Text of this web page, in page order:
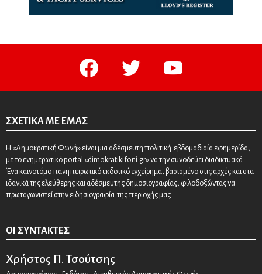
facebook twitter youtube
ΣΧΕΤΙΚΆ ΜΕ ΕΜΆΣ
Η «Δημοκρατική Φωνή» είναι μια αδέσμευτη πολιτική εβδομαδιαία εφημερίδα,
με το ενημερωτικό portal «dimokratikifoni.gr» να την συνοδεύει διαδικτυακά.
Ένα καινοτόμο πανηπειρωτικό εκδοτικό εγχείρημα, βασισμένο στις αρχές και στα
ιδανικά της ελεύθερης και αδέσμευτης δημοσιογραφίας, φιλοδοξώντας να
πρωταγωνιστεί στην ειδησιογραφία της περιοχής μας.
ΟΙ ΣΥΝΤΆΚΤΕΣ
Χρήστος Π. Τσούτσης